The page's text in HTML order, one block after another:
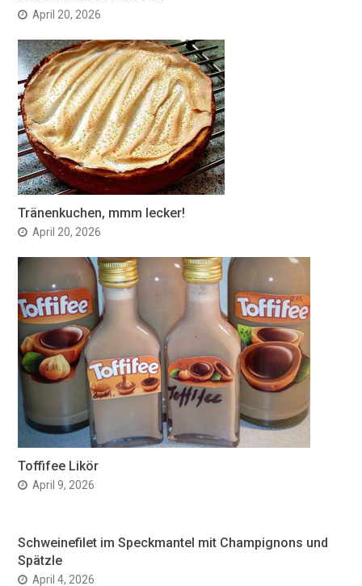
April 20, 2026
Tränenkuchen, mmm lecker!
April 20, 2026
Toffifee Likör
April 9, 2026
Schweinefilet im Speckmantel mit Champignons und
Spätzle
April 4, 2026